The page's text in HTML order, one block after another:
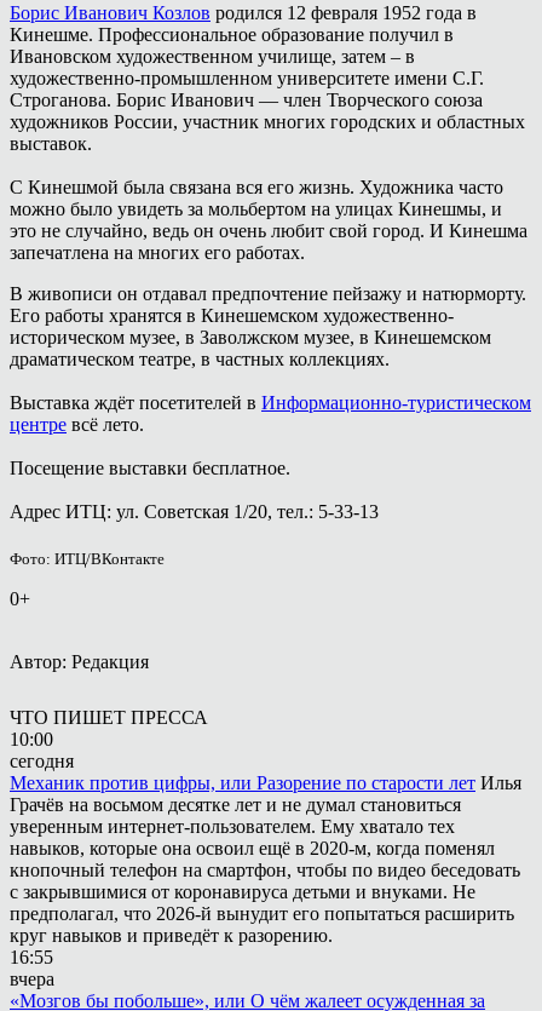
Борис Иванович Козлов родился 12 февраля 1952 года в
Кинешме. Профессиональное образование получил в
Ивановском художественном училище, затем – в
художественно-промышленном университете имени С.Г.
Строганова. Борис Иванович — член Творческого союза
художников России, участник многих городских и областных
выставок.
С Кинешмой была связана вся его жизнь. Художника часто
можно было увидеть за мольбертом на улицах Кинешмы, и
это не случайно, ведь он очень любит свой город. И Кинешма
запечатлена на многих его работах.
В живописи он отдавал предпочтение пейзажу и натюрморту.
Его работы хранятся в Кинешемском художественно-
историческом музее, в Заволжском музее, в Кинешемском
драматическом театре, в частных коллекциях.
Выставка ждёт посетителей в Информационно-туристическом
центре всё лето.
Посещение выставки бесплатное.
Адрес ИТЦ: ул. Советская 1/20, тел.: 5-33-13
Фото: ИТЦ/ВКонтакте
0+
Автор: Редакция
ЧТО ПИШЕТ ПРЕССА
10:00
сегодня
Механик против цифры, или Разорение по старости лет Илья
Грачёв на восьмом десятке лет и не думал становиться
уверенным интернет-пользователем. Ему хватало тех
навыков, которые она освоил ещё в 2020-м, когда поменял
кнопочный телефон на смартфон, чтобы по видео беседовать
с закрывшимися от коронавируса детьми и внуками. Не
предполагал, что 2026-й вынудит его попытаться расширить
круг навыков и приведёт к разорению.
16:55
вчера
«Мозгов бы побольше», или О чём жалеет осужденная за